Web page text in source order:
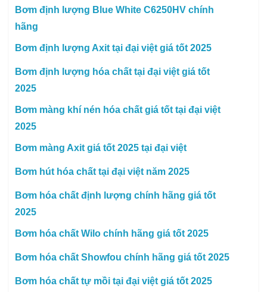
Bơm định lượng Blue White C6250HV chính
hãng
Bơm định lượng Axit tại đại việt giá tốt 2025
Bơm định lượng hóa chất tại đại việt giá tốt
2025
Bơm màng khí nén hóa chất giá tốt tại đại việt
2025
Bơm màng Axit giá tốt 2025 tại đại việt
Bơm hút hóa chất tại đại việt năm 2025
Bơm hóa chất định lượng chính hãng giá tốt
2025
Bơm hóa chất Wilo chính hãng giá tốt 2025
Bơm hóa chất Showfou chính hãng giá tốt 2025
Bơm hóa chất tự mồi tại đại việt giá tốt 2025